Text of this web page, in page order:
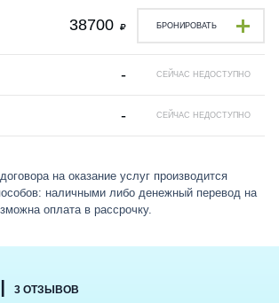
38700 БРОНИРОВАТЬ
- СЕЙЧАС НЕДОСТУПНО
- СЕЙЧАС НЕДОСТУПНО
на оказание услуг производится
наличными либо денежный перевод на
оплата в рассрочку.
3 ОТЗЫВОВ